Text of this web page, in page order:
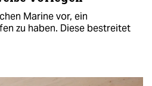
Marine vor, ein
zu haben. Diese bestreitet